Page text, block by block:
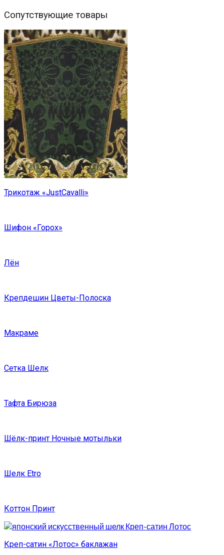
Сопутствующие товары
Трикотаж «JustCavalli»
Шифон «Горох»
Лён
Крепдешин Цветы-Полоска
Макраме
Сетка Шелк
Тафта Бирюза
Шёлк-принт Ночные мотыльки
Шелк Etro
Коттон Принт
Креп-сатин «Лотос» баклажан